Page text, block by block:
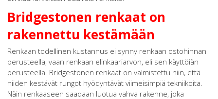
Bridgestonen renkaat on
rakennettu kestämään
Renkaan todellinen kustannus ei synny renkaan ostohinnan
perusteella, vaan renkaan elinkaariarvon, eli sen käyttöiän
perusteella. Bridgestonen renkaat on valmistettu niin, että
niiden kestävät rungot hyödyntävät viimeisimpiä tekniikoita.
Näin renkaaseen saadaan luotua vahva rakenne, joka